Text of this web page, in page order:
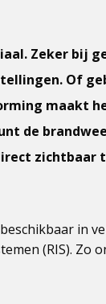
Zeker bij
Of
maakt
de
zichtbaar
in
(RIS). Zo